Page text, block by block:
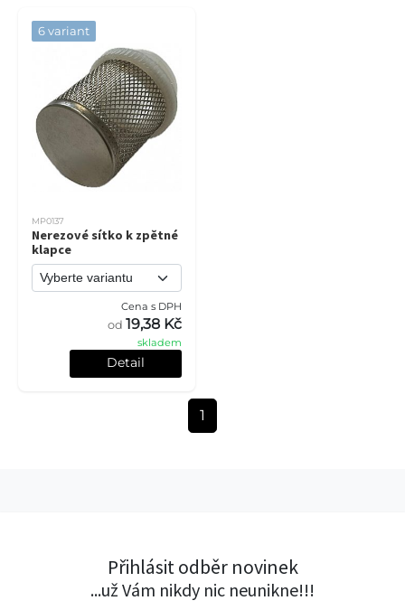
6 variant
MP0137
Nerezové sítko k zpětné
klapce
Cena s DPH
od 19,38 Kč
skladem
Detail
1
Přihlásit odběr novinek
...už Vám nikdy nic neunikne!!!